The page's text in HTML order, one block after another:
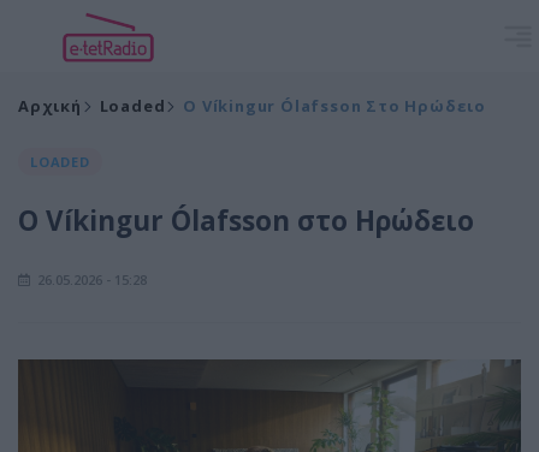
Αρχική Loaded Ο Víkingur Ólafsson Στο Ηρώδειο
LOADED
Ο Víkingur Ólafsson στο Ηρώδειο
26.05.2026 - 15:28